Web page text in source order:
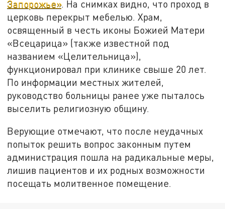
Запорожье». На снимках видно, что проход в
церковь перекрыт мебелью. Храм,
освященный в честь иконы Божией Матери
«Всецарица» (также известной под
названием «Целительница»),
функционировал при клинике свыше 20 лет.
По информации местных жителей,
руководство больницы ранее уже пыталось
выселить религиозную общину.
Верующие отмечают, что после неудачных
попыток решить вопрос законным путем
администрация пошла на радикальные меры,
лишив пациентов и их родных возможности
посещать молитвенное помещение.